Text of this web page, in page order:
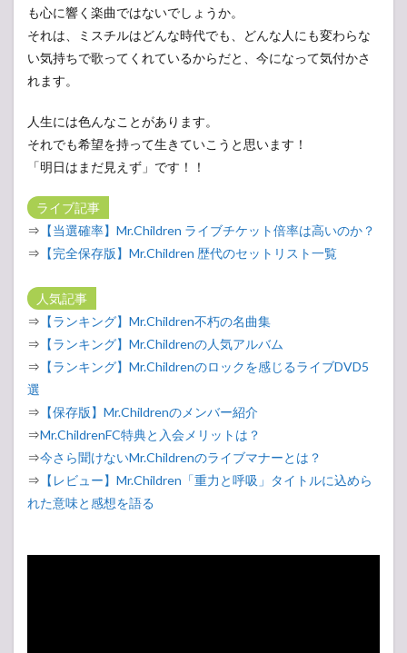
も心に響く楽曲ではないでしょうか。
それは、ミスチルはどんな時代でも、どんな人にも変わらな
い気持ちで歌ってくれているからだと、今になって気付かさ
れます。
人生には色んなことがあります。
それでも希望を持って生きていこうと思います！
「明日はまだ見えず」です！！
ライブ記事
⇒ 【当選確率】Mr.Children ライブチケット倍率は高いのか？
⇒ 【完全保存版】Mr.Children 歴代のセットリスト一覧
人気記事
⇒ 【ランキング】Mr.Children不朽の名曲集
⇒ 【ランキング】Mr.Childrenの人気アルバム
⇒ 【ランキング】Mr.Childrenのロックを感じるライブDVD5
選
⇒ 【保存版】Mr.Childrenのメンバー紹介
⇒Mr.ChildrenFC特典と入会メリットは？
⇒今さら聞けないMr.Childrenのライブマナーとは？
⇒ 【レビュー】Mr.Children「重力と呼吸」タイトルに込めら
れた意味と感想を語る